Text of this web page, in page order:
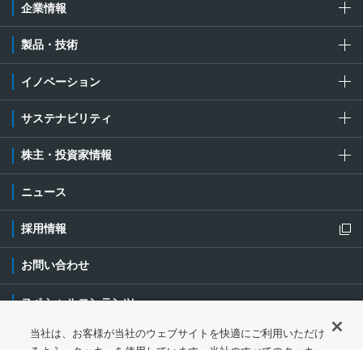
企業情報
製品・技術
イノベーション
サステナビリティ
株主・投資家情報
ニュース
採用情報
新規ウィンドウを開きます
お問い合わせ
スペシャルコンテンツ
ご利用条件・ご注意 プライバシーポリシー
当社は、お客様が当社のウェブサイトを快適にご利用いただけ